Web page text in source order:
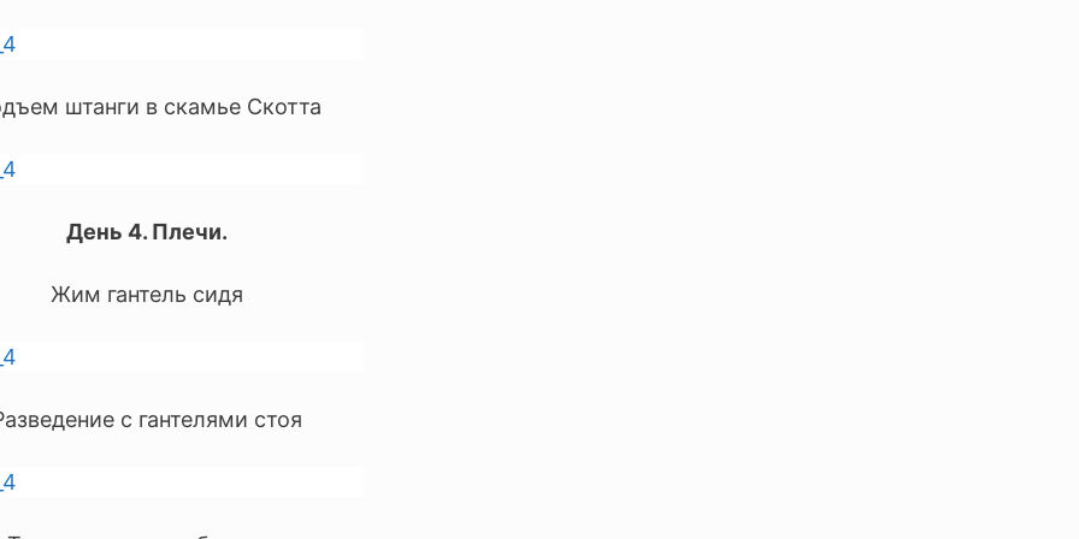
штанги в скамье Скотта
День 4. Плечи.
Жим гантель сидя
с гантелями стоя